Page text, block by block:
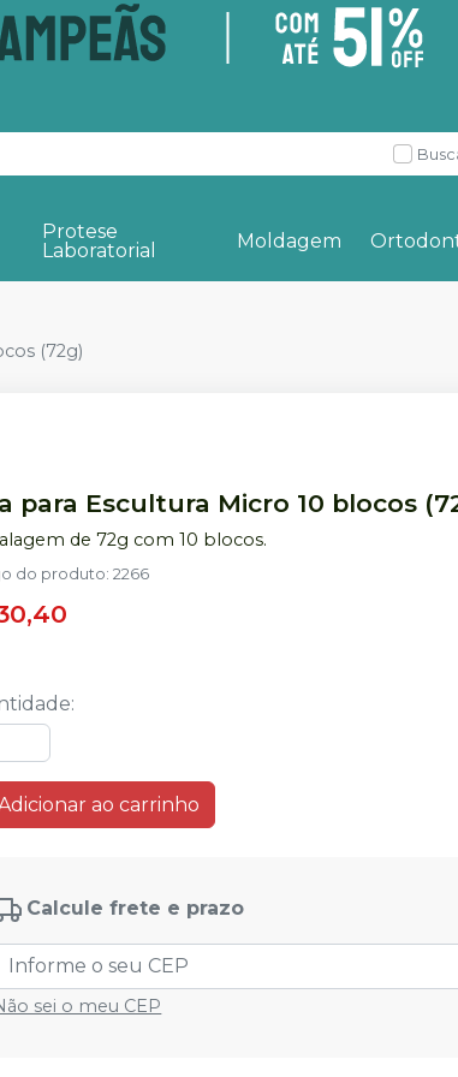
Protese
Laboratorial
Moldagem
(72g)
para Escultura Micro 10 blocos
de 72g com 10 blocos.
do produto:2266
:
ao carrinho
Calcule frete e prazo
sei o meu CEP